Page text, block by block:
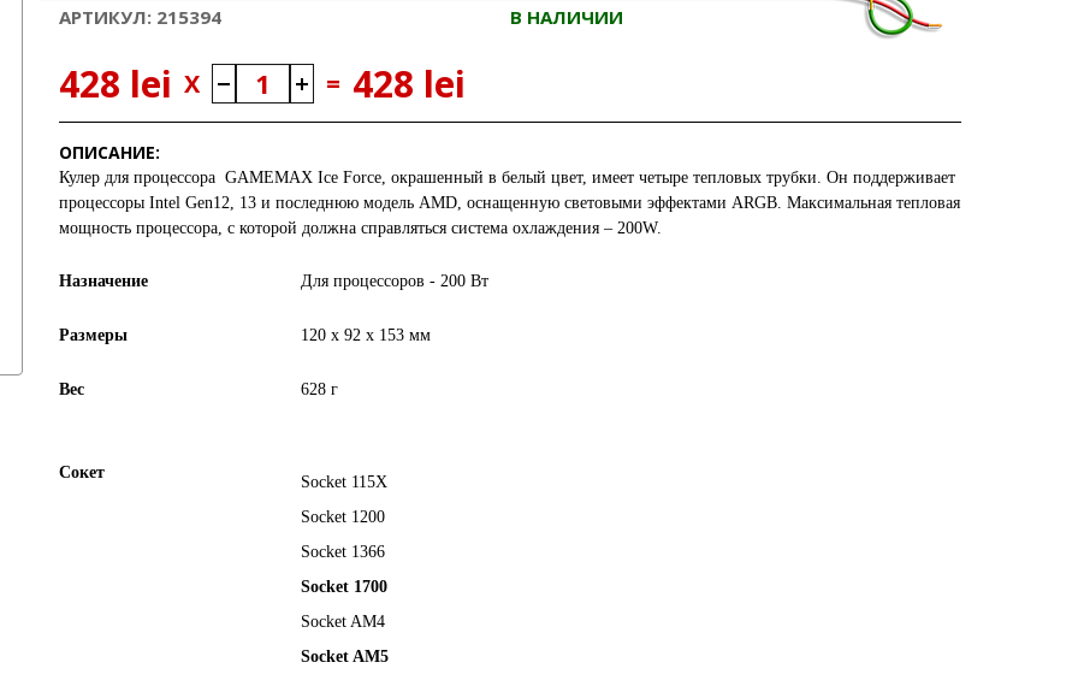
АРТИКУЛ: 215394 В НАЛИЧИИ
428 lei X = 428 lei
ОПИСАНИЕ:
Кулер для процессора GAMEMAX Ice Force , окрашенный в белый цвет, имеет четыре тепловых трубки. Он поддерживает
процессоры Intel Gen12, 13 и последнюю модель AMD, оснащенную световыми эффектами ARGB. Максимальная тепловая
мощность процессора, с которой должна справляться система охлаждения – 200W.
Назначение Для процессоров - 200 Вт
Размеры 120 x 92 x 153 мм
Вес 628 г
Сокет
Socket 115X
Socket 1200
Socket 1366
Socket 1700
Socket AM4
Socket AM5